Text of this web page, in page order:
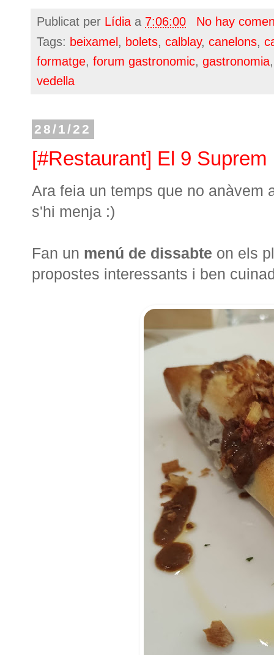
Publicat per Lídia a 7:06:00
No hay
Tags: beixamel , bolets, calblay, canelons,
formatge, forum gastronomic, gastronomia
vedella
28/1/22
[#Restaurant] El 9 Suprem
Ara feia un temps que no anàvem
s'hi menja :)
Fan un menú de dissabte on els
propostes interessants i ben